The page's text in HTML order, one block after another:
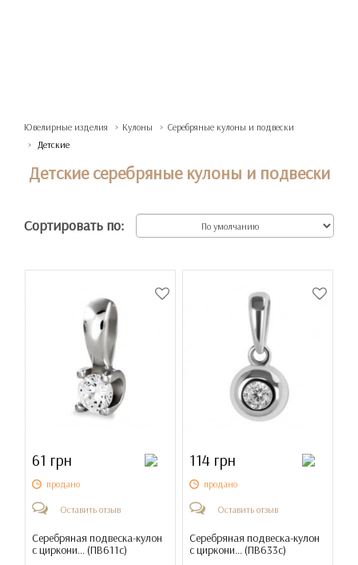
Ювелирные изделия Кулоны
Серебряные кулоны и подвески
Детские
Детские серебряные кулоны и подвески
Сортировать по:
61 грн
продано
Оставить отзыв
Серебряная подвеска-кулон
с циркони... (ПВ611с)
114 грн
продано
Оставить отзыв
Серебряная подвеска-кулон
с циркони... (ПВ633с)